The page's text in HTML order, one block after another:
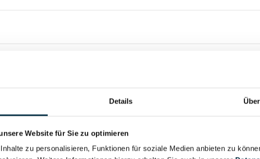
Details
Website für Sie zu optimieren
zu personalisieren, Funktionen für soziale Medien anbieten zu
Für registrierte Nutzer